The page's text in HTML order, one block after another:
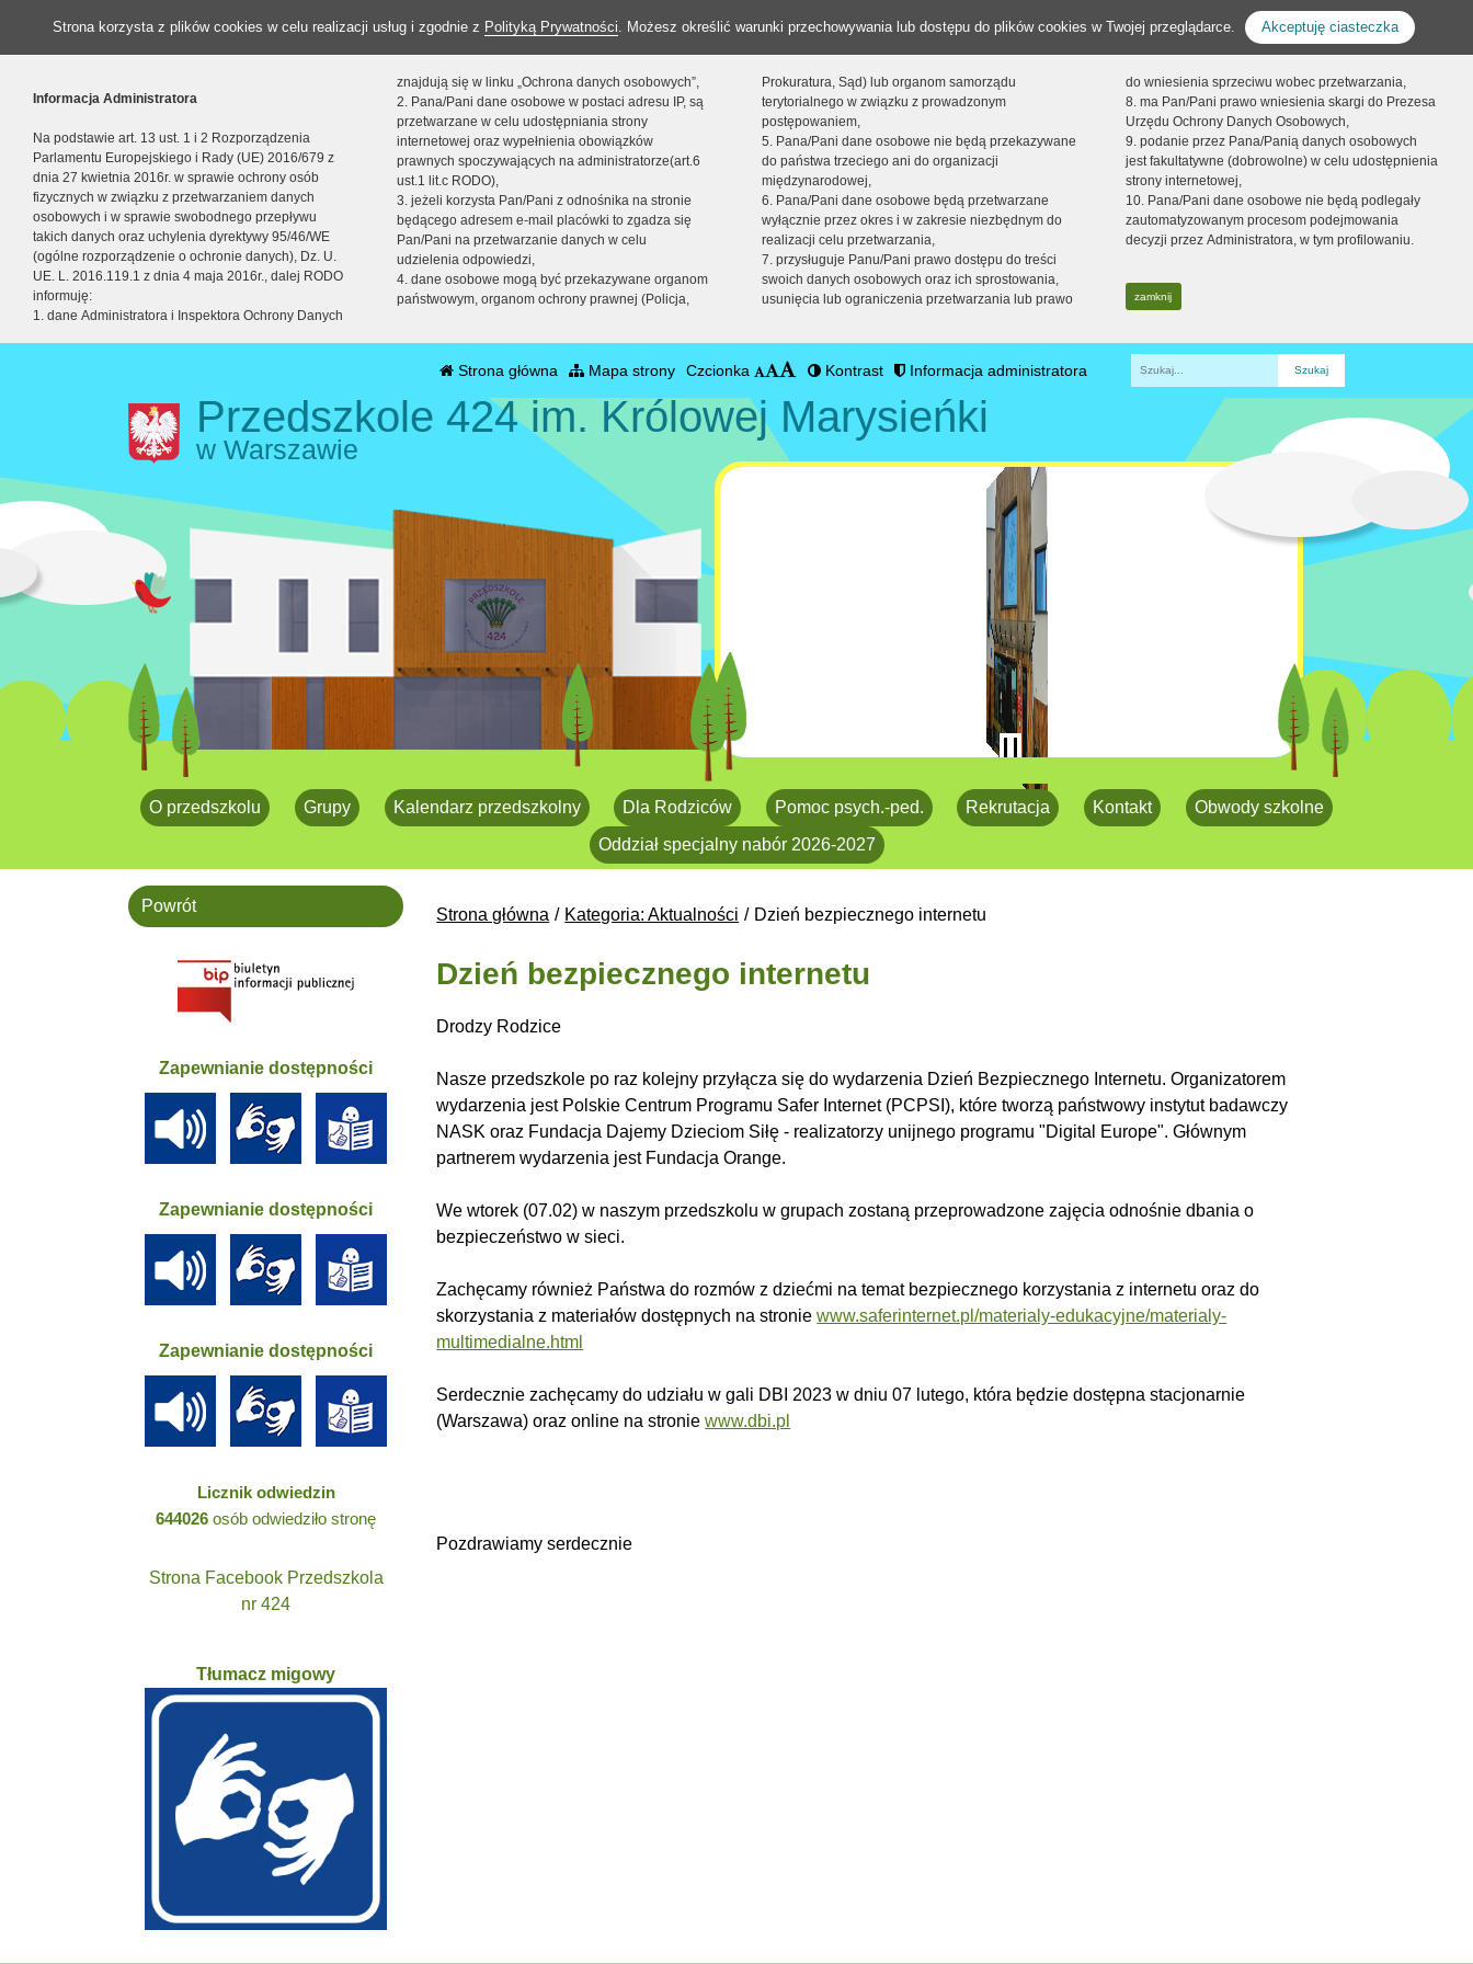
Strona korzysta z plików cookies w celu realizacji usług i zgodnie z Polityką Prywatności. Możesz określić warunki przechowywania lub dostępu do plików cookies w Twojej przeglądarce. Akceptuję ciasteczka
Informacja Administratora
Na podstawie art. 13 ust. 1 i 2 Rozporządzenia
Parlamentu Europejskiego i Rady (UE) 2016/679 z
dnia 27 kwietnia 2016r. w sprawie ochrony osób
fizycznych w związku z przetwarzaniem danych
osobowych i w sprawie swobodnego przepływu
takich danych oraz uchylenia dyrektywy 95/46/WE
(ogólne rozporządzenie o ochronie danych), Dz. U.
UE. L. 2016.119.1 z dnia 4 maja 2016r., dalej RODO
informuję:
1. dane Administratora i Inspektora Ochrony Danych
znajdują się w linku „Ochrona danych osobowych”,
2. Pana/Pani dane osobowe w postaci adresu IP, są
przetwarzane w celu udostępniania strony
internetowej oraz wypełnienia obowiązków
prawnych spoczywających na administratorze(art.6
ust.1 lit.c RODO),
3. jeżeli korzysta Pan/Pani z odnośnika na stronie
będącego adresem e-mail placówki to zgadza się
Pan/Pani na przetwarzanie danych w celu
udzielenia odpowiedzi,
4. dane osobowe mogą być przekazywane organom
państwowym, organom ochrony prawnej (Policja,
Prokuratura, Sąd) lub organom samorządu
terytorialnego w związku z prowadzonym
postępowaniem,
5. Pana/Pani dane osobowe nie będą przekazywane
do państwa trzeciego ani do organizacji
międzynarodowej,
6. Pana/Pani dane osobowe będą przetwarzane
wyłącznie przez okres i w zakresie niezbędnym do
realizacji celu przetwarzania,
7. przysługuje Panu/Pani prawo dostępu do treści
swoich danych osobowych oraz ich sprostowania,
usunięcia lub ograniczenia przetwarzania lub prawo
do wniesienia sprzeciwu wobec przetwarzania,
8. ma Pan/Pani prawo wniesienia skargi do Prezesa
Urzędu Ochrony Danych Osobowych,
9. podanie przez Pana/Panią danych osobowych
jest fakultatywne (dobrowolne) w celu udostępnienia
strony internetowej,
10. Pana/Pani dane osobowe nie będą podlegały
zautomatyzowanym procesom podejmowania
decyzji przez Administratora, w tym profilowaniu.
zamknij
Strona główna Mapa strony Czcionka Kontrast Informacja administratora
Fraza
Przedszkole 424 im. Królowej Marysieńki
w Warszawie
O przedszkolu Grupy Kalendarz przedszkolny Dla Rodziców Pomoc psych.-ped. Rekrutacja Kontakt
Obwody szkolne
Oddział specjalny nabór 2026-2027
Strona główna Kategoria: Aktualności Dzień bezpiecznego internetu
Dzień bezpiecznego internetu
Drodzy Rodzice
Nasze przedszkole po raz kolejny przyłącza się do wydarzenia Dzień Bezpiecznego Internetu. Organizatorem
wydarzenia jest Polskie Centrum Programu Safer Internet (PCPSI), które tworzą państwowy instytut badawczy
NASK oraz Fundacja Dajemy Dzieciom Siłę - realizatorzy unijnego programu "Digital Europe". Głównym
partnerem wydarzenia jest Fundacja Orange.
We wtorek (07.02) w naszym przedszkolu w grupach zostaną przeprowadzone zajęcia odnośnie dbania o
bezpieczeństwo w sieci.
Zachęcamy również Państwa do rozmów z dziećmi na temat bezpiecznego korzystania z internetu oraz do
skorzystania z materiałów dostępnych na stroniewww.saferinternet.pl/materialy-edukacyjne/materialy-
multimedialne.html
Serdecznie zachęcamy do udziału w gali DBI 2023 w dniu 07 lutego, która będzie dostępna stacjonarnie
(Warszawa) oraz online na stroniewww.dbi.pl
Pozdrawiamy serdecznie
Powrót
Zapewnianie dostępności
Zapewnianie dostępności
Zapewnianie dostępności
Licznik odwiedzin
644026 osób odwiedziło stronę
Strona Facebook Przedszkola
nr 424
Tłumacz migowy